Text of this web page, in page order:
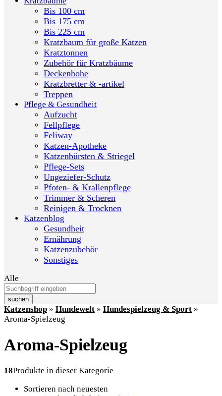
Bis 100 cm
Bis 175 cm
Bis 225 cm
Kratzbaum für große Katzen
Kratztonnen
Zubehör für Kratzbäume
Deckenhohe
Kratzbretter & -artikel
Treppen
Pflege & Gesundheit
Aufzucht
Fellpflege
Feliway
Katzen-Apotheke
Katzenbürsten & Striegel
Pflege-Sets
Ungeziefer-Schutz
Pfoten- & Krallenpflege
Trimmer & Scheren
Reinigen & Trocknen
Katzenblog
Gesundheit
Ernährung
Katzenzubehör
Sonstiges
Alle
suchen
Katzenshop » Hundewelt » Hundespielzeug & Sport »
Aroma-Spielzeug
Aroma-Spielzeug
18Produkte in dieser Kategorie
Sortieren nach neuesten